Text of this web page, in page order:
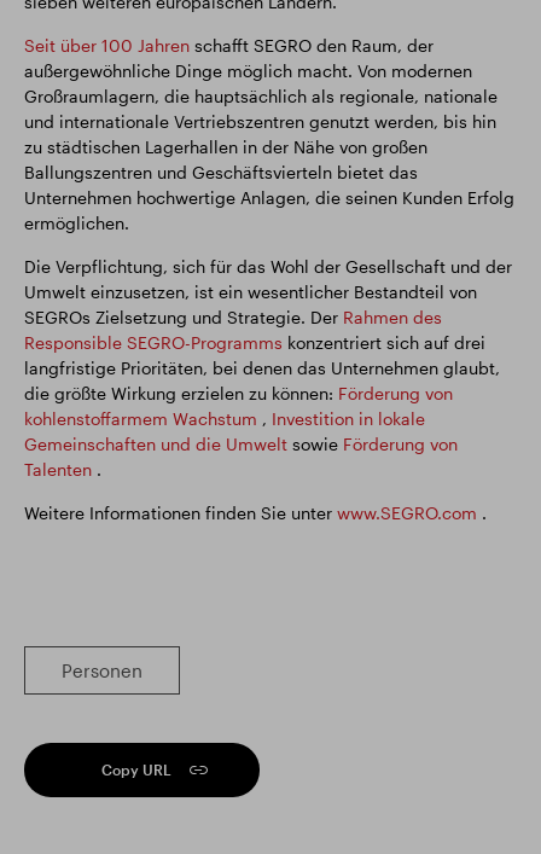
Seit über 100 Jahren schafft SEGRO den Raum, der
außergewöhnliche Dinge möglich macht. Von modernen
Großraumlagern, die hauptsächlich als regionale, nationale
und internationale Vertriebszentren genutzt werden, bis hin
zu städtischen Lagerhallen in der Nähe von großen
Ballungszentren und Geschäftsvierteln bietet das
Unternehmen hochwertige Anlagen, die seinen Kunden Erfolg
ermöglichen.
Die Verpflichtung, sich für das Wohl der Gesellschaft und der
Umwelt einzusetzen, ist ein wesentlicher Bestandteil von
SEGROs Zielsetzung und Strategie. Der Rahmen des
Responsible SEGRO-Programms konzentriert sich auf drei
langfristige Prioritäten, bei denen das Unternehmen glaubt,
die größte Wirkung erzielen zu können: Förderung von
kohlenstoffarmem Wachstum , Investition in lokale
Gemeinschaften und die Umwelt sowie Förderung von
Talenten .
Weitere Informationen finden Sie unter www.SEGRO.com .
Personen
Copy URL